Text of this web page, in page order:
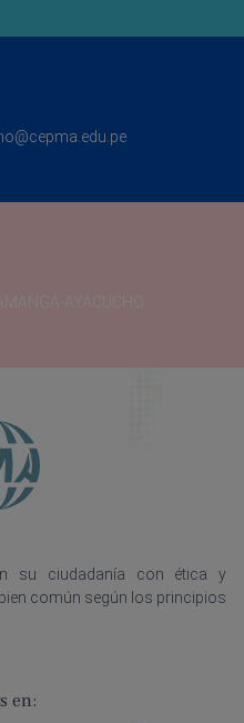
su ciudadanía con ética y
común según los principios
en: